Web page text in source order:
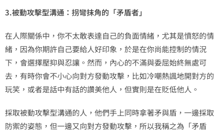
3.被動攻擊型溝通：拐彎抹角的「矛盾者」
在人際關係中，你不太敢表達自己的負面情緒，尤其是憤怒的情
緒，因為你期許自己要給人好印象，於是在你尚能控制的情況
下，會選擇壓抑與忍讓。然而，內心的不滿與委屈始終無處可
去，有時你會不小心向對方發動攻擊，比如冷嘲熱諷地開對方的
玩笑，或者是話中有話的讚美他人，但實則是在貶低他人。
採取被動攻擊型溝通的人，他們手上同時拿著矛與盾，一邊採取
防禦的姿態，但一邊又向對方發動攻擊，所以我稱之為「矛盾